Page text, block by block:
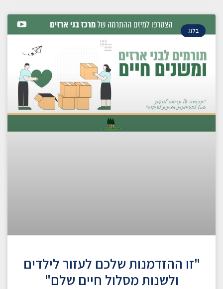
בלוג
"זו ההזדמנות שלכם לעזור לילדים
ולשנות מסלול חיים שלם"